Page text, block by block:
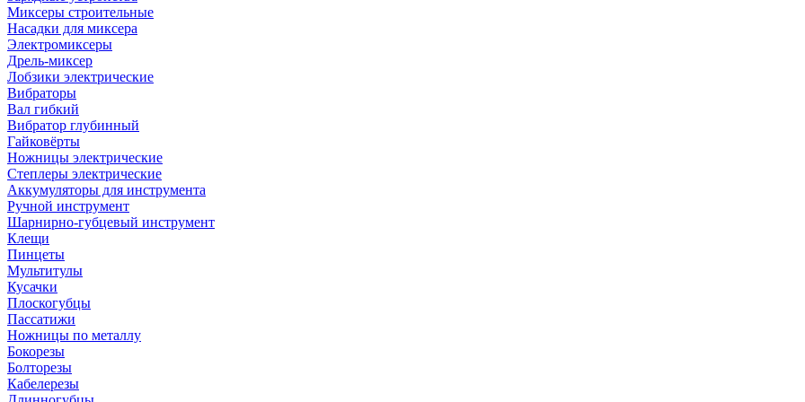
Миксеры строительные
Насадки для миксера
Электромиксеры
Дрель-миксер
Лобзики электрические
Вибраторы
Вал гибкий
Вибратор глубинный
Гайковёрты
Ножницы электрические
Степлеры электрические
Аккумуляторы для инструмента
Ручной инструмент
Шарнирно-губцевый инструмент
Клещи
Пинцеты
Мультитулы
Кусачки
Плоскогубцы
Пассатижи
Ножницы по металлу
Бокорезы
Болторезы
Кабелерезы